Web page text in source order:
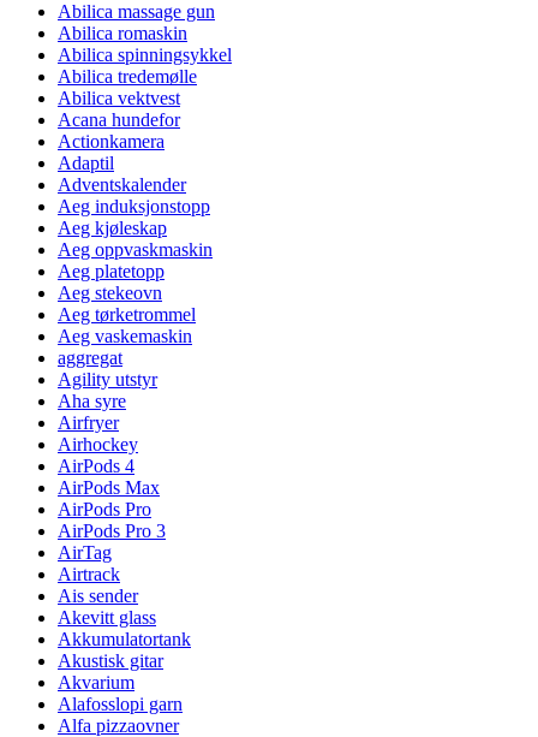
Abilica massage gun
Abilica romaskin
Abilica spinningsykkel
Abilica tredemølle
Abilica vektvest
Acana hundefor
Actionkamera
Adaptil
Adventskalender
Aeg induksjonstopp
Aeg kjøleskap
Aeg oppvaskmaskin
Aeg platetopp
Aeg stekeovn
Aeg tørketrommel
Aeg vaskemaskin
aggregat
Agility utstyr
Aha syre
Airfryer
Airhockey
AirPods 4
AirPods Max
AirPods Pro
AirPods Pro 3
AirTag
Airtrack
Ais sender
Akevitt glass
Akkumulatortank
Akustisk gitar
Akvarium
Alafosslopi garn
Alfa pizzaovner